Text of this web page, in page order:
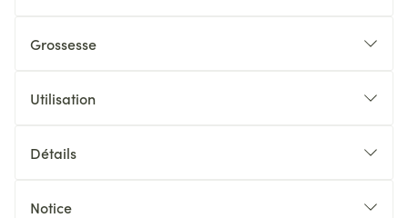
Grossesse
Utilisation
Détails
Notice